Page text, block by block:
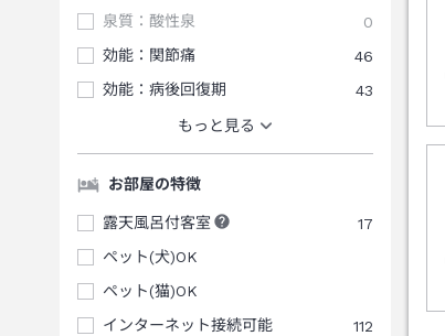
泉質：酸性泉
0
効能：関節痛
46
効能：病後回復期
43
もっと見る
お部屋の特徴
露天風呂付客室
17
ペット(犬)OK
ペット(猫)OK
インターネット接続可能
112